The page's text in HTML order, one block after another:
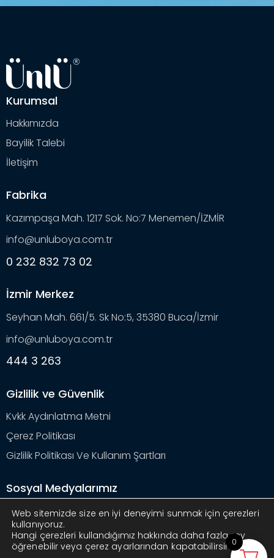
Kurumsal
Hakkımızda
Bayilik Talebi
İletişim
Fabrika
Kazımpaşa Mah. 1217 Sok. No:7 Menemen/İZMİR
info@unluboya.com.tr
0 232 832 73 02
İzmir Merkez
Seyhan Mah. 661/5. Sk No:5, 35380 Buca/İzmir
info@unluboya.com.tr
444 3 263
Gizlilik ve Güvenlik
Kvkk Aydınlatma Metni
Çerez Politikası
Gizlilik Politikası Ve Kullanım Şartları
Sosyal Medyalarımız
Web sitemizde size en iyi deneyimi sunmak için çerezleri
kullanıyoruz.
Hangi çerezleri kullandığımız hakkında daha fazla şey
öğrenebilir veya çerez ayarlarından kapatabilirsiniz.
0